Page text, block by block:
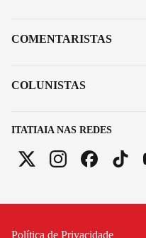
ITATIAIA NAS REDES
COMENTARISTAS
COLUNISTAS
Política de Privacidade